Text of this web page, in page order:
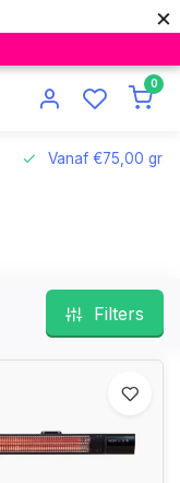
×
0
Vanaf €75,00
Filters